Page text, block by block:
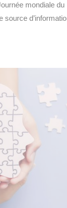
mondiale
source